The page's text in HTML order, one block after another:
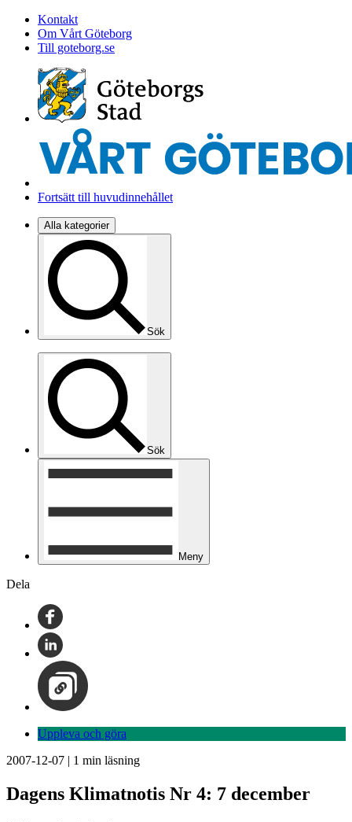
Kontakt
Om Vårt Göteborg
Till goteborg.se
Fortsätt till huvudinnehållet
Alla kategorier
Sök
Sök
Meny
Dela
Uppleva och göra
2007-12-07 | 1 min läsning
Dagens Klimatnotis Nr 4: 7 december